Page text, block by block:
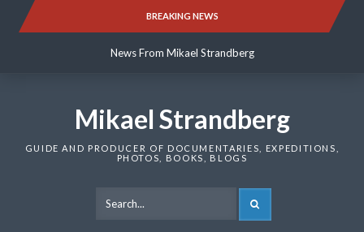
BREAKING NEWS
News From Mikael Strandberg
News From Mikael Strandberg
Mikael Strandberg
GUIDE AND PRODUCER OF DOCUMENTARIES, EXPEDITIONS,
PHOTOS, BOOKS, BLOGS